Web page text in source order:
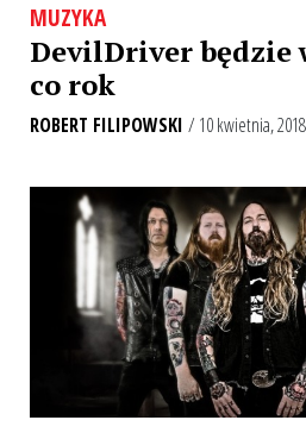
MUZYKA
DevilDriver będzie
co rok
ROBERT FILIPOWSKI / 10 kwietnia, 2018